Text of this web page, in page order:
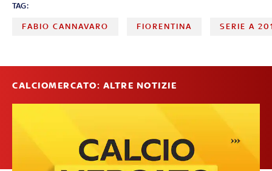
TAG:
FABIO CANNAVARO FIORENTINA SERIE A
CALCIOMERCATO: ALTRE NOTIZIE